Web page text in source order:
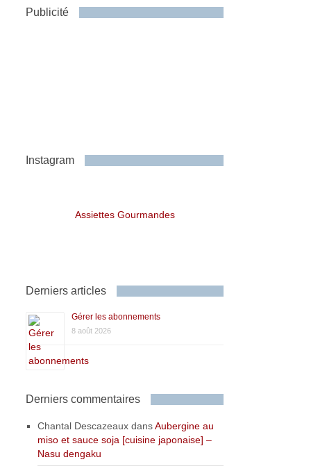
Publicité
Instagram
Assiettes Gourmandes
Derniers articles
Gérer les abonnements
8 août 2026
Derniers commentaires
Chantal Descazeaux dansAubergine au
miso et sauce soja [cuisine japonaise] –
Nasu dengaku